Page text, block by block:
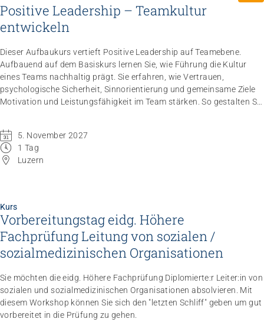
Positive Leadership – Teamkultur
entwickeln
Dieser Aufbaukurs vertieft Positive Leadership auf Teamebene.
Aufbauend auf dem Basiskurs lernen Sie, wie Führung die Kultur
eines Teams nachhaltig prägt. Sie erfahren, wie Vertrauen,
psychologische Sicherheit, Sinnorientierung und gemeinsame Ziele
Motivation und Leistungsfähigkeit im Team stärken. So gestalten Sie
5. November 2027
1 Tag
Luzern
Kurs
Vorbereitungstag eidg. Höhere
Fachprüfung Leitung von sozialen /
sozialmedizinischen Organisationen
Sie möchten die eidg. Höhere Fachprüfung Diplomierte:r Leiter:in von
sozialen und sozialmedizinischen Organisationen absolvieren. Mit
diesem Workshop können Sie sich den "letzten Schliff" geben um gut
vorbereitet in die Prüfung zu gehen.